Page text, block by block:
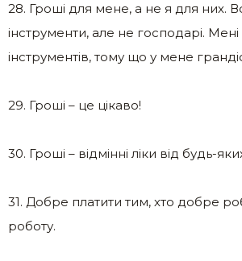
28. Гроші для мене, а не я для них.
інструменти, але не господарі.
інструментів, тому що у мене
29. Гроші – це цікаво!
30. Гроші – відмінні ліки від будь-
31. Добре платити тим, хто добре
роботу.